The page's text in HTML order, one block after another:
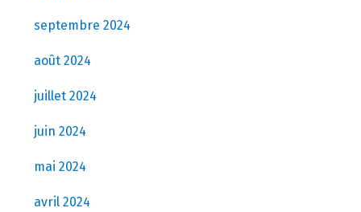
septembre 2024
août 2024
juillet 2024
juin 2024
mai 2024
avril 2024